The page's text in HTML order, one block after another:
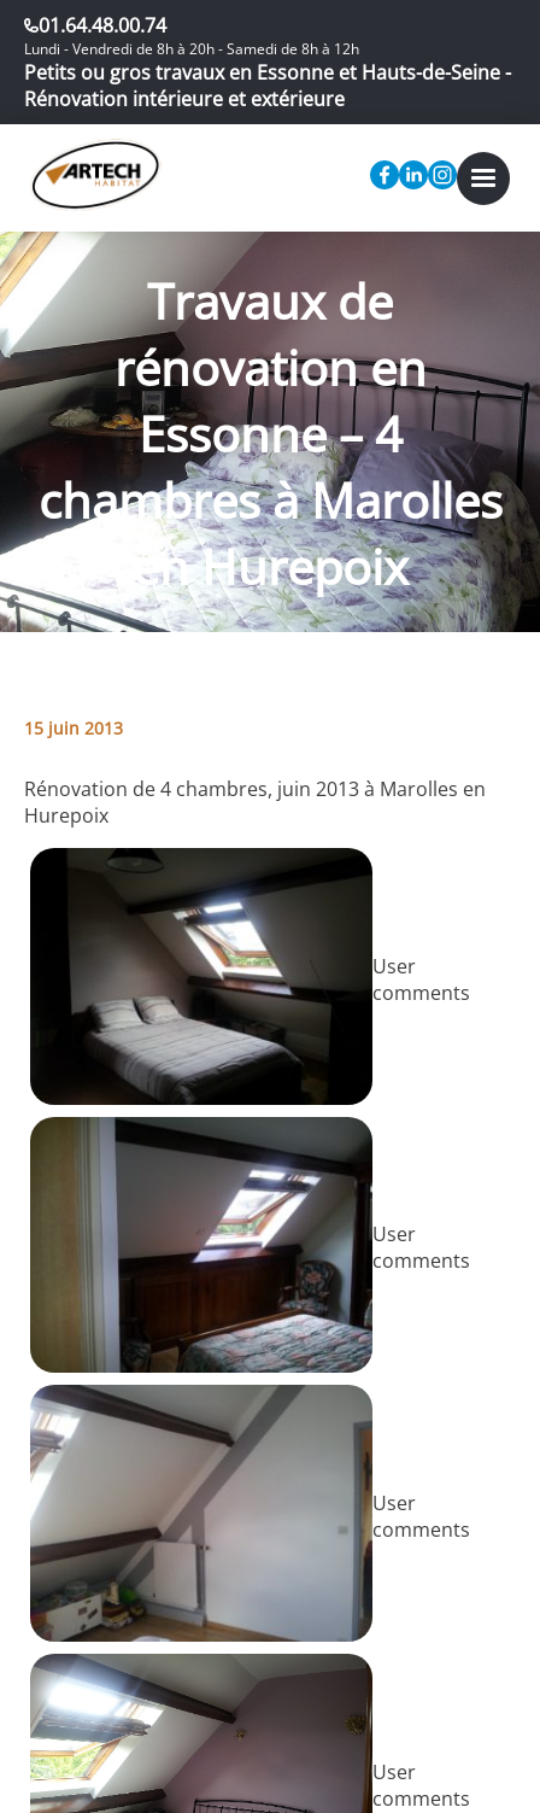
01.64.48.00.74
Lundi - Vendredi de 8h à 20h - Samedi de 8h à 12h
Petits ou gros travaux en Essonne et Hauts-de-Seine -
Rénovation intérieure et extérieure
Travaux de
rénovation en
Essonne – 4
chambres à Marolles
en Hurepoix
15 juin 2013
Rénovation de 4 chambres, juin 2013 à Marolles en
Hurepoix
User
comments
User
comments
User
comments
User
comments